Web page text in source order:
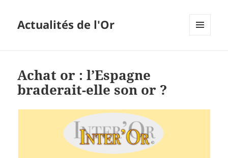
Actualités de l'Or
Achat or : l’Espagne
braderait-elle son or ?